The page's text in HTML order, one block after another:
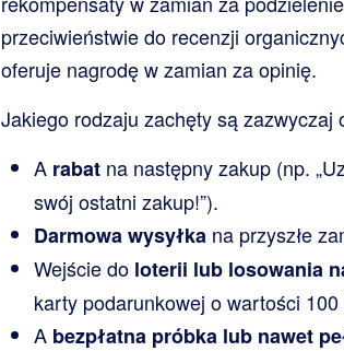
przeciwieństwie do recenzji
oferuje nagrodę w zamian za opinię.
Jakiego rodzaju zachęty są
A rabat na następny zakup (np.
swój ostatni zakup!”).
Darmowa wysyłka na przyszłe
Wejście do loterii lub losowania
karty podarunkowej o wartości 100
A bezpłatna próbka lub nawet